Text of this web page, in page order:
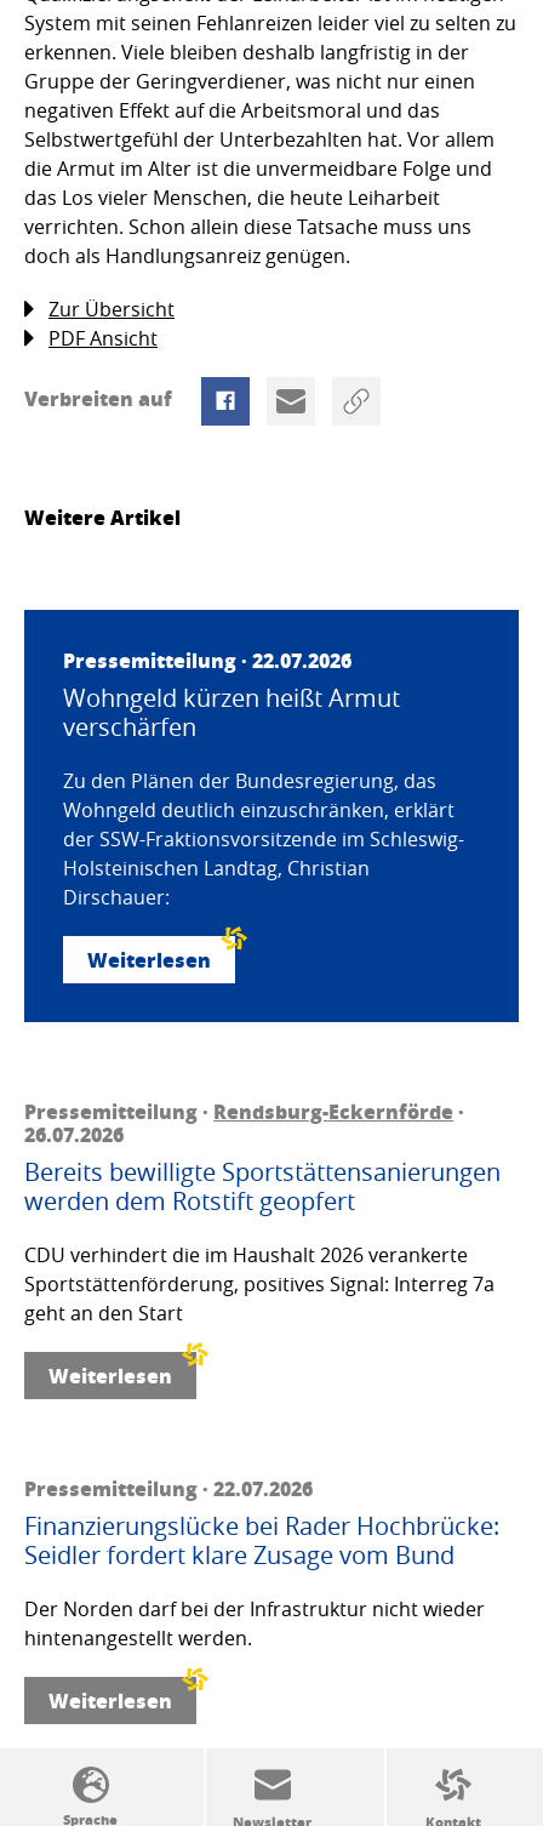
System mit seinen Fehlanreizen leider viel zu selten zu
erkennen. Viele bleiben deshalb langfristig in der
Gruppe der Geringverdiener, was nicht nur einen
negativen Effekt auf die Arbeitsmoral und das
Selbstwertgefühl der Unterbezahlten hat. Vor allem
die Armut im Alter ist die unvermeidbare Folge und
das Los vieler Menschen, die heute Leiharbeit
verrichten. Schon allein diese Tatsache muss uns
doch als Handlungsanreiz genügen.
Zur Übersicht
PDF Ansicht
Verbreiten auf
Weitere Artikel
Pressemitteilung · 22.07.2026
Wohngeld kürzen heißt Armut
verschärfen
Zu den Plänen der Bundesregierung, das
Wohngeld deutlich einzuschränken, erklärt
der SSW-Fraktionsvorsitzende im Schleswig-
Holsteinischen Landtag, Christian
Dirschauer:
Weiterlesen
Pressemitteilung · Rendsburg-Eckernförde·
26.07.2026
Bereits bewilligte Sportstättensanierungen
werden dem Rotstift geopfert
CDU verhindert die im Haushalt 2026 verankerte
Sportstättenförderung, positives Signal: Interreg 7a
geht an den Start
Weiterlesen
Pressemitteilung · 22.07.2026
Finanzierungslücke bei Rader Hochbrücke:
Seidler fordert klare Zusage vom Bund
Der Norden darf bei der Infrastruktur nicht wieder
hintenangestellt werden.
Weiterlesen
SSW-Politik von A bis Z